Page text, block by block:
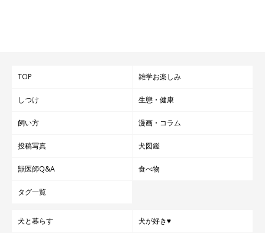
TOP 雑学お楽しみ
しつけ 生態・健康
飼い方 漫画・コラム
投稿写真 犬図鑑
獣医師Q&A 食べ物
タグ一覧
犬と暮らす 犬が好き♥